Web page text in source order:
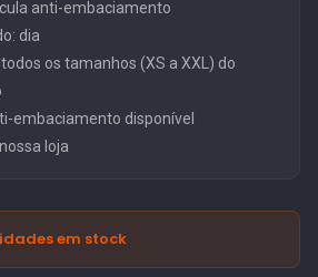
anti-embaciamento
dia
os tamanhos (XS a XXL) do
embaciamento disponível
loja
em stock